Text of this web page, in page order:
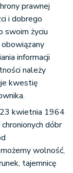
prawnej
i dobrego
swoim życiu
informacji
należy
kwestię
kwietnia 1964
dóbr
wolność,
tajemnicę